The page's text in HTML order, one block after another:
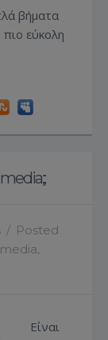
βήματα
εύκολη
media;;
/ Posted
,
Είναι